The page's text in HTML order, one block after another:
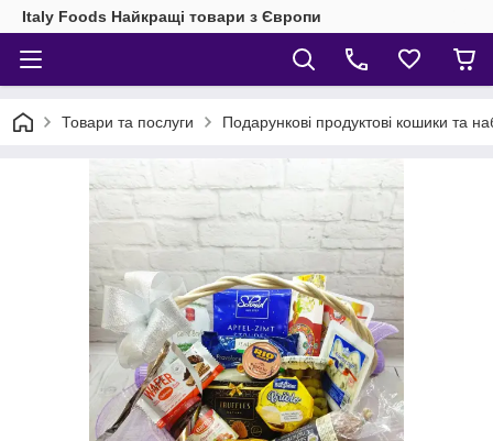
Italy Foods Найкращі товари з Європи
Товари та послуги Подарункові продуктові кошики та